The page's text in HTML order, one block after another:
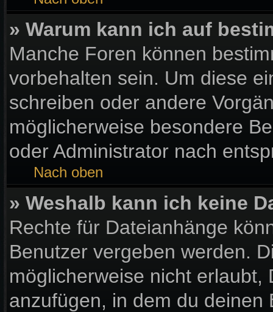
» Warum kann ich auf
Manche Foren können
vorbehalten sein. Um diese
schreiben oder andere
möglicherweise besondere
oder Administrator nach
Nach oben
» Weshalb kann ich keine
Rechte für Dateianhänge
Benutzer vergeben werden.
möglicherweise nicht
anzufügen, in dem du